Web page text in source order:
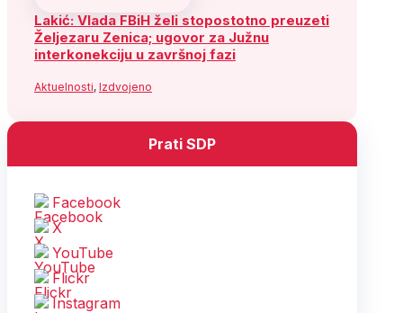
Lakić: Vlada FBiH želi stopostotno preuzeti
Željezaru Zenica; ugovor za Južnu
interkonekciju u završnoj fazi
Aktuelnosti, Izdvojeno
Prati SDP
Facebook
X
YouTube
Flickr
Instagram